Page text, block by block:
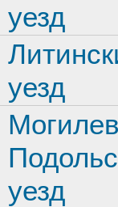
уезд
уезд
уезд